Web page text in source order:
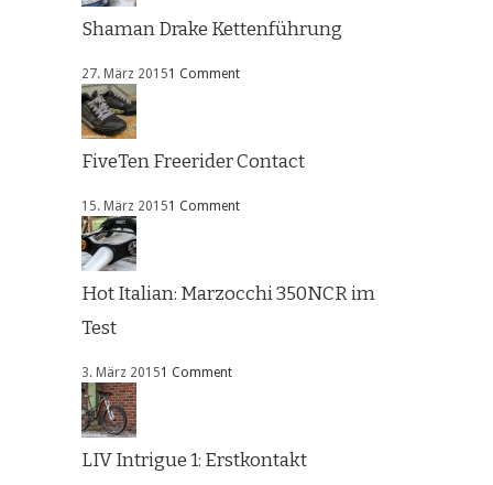
Shaman Drake Kettenführung
27. März 20151 Comment
FiveTen Freerider Contact
15. März 20151 Comment
Hot Italian: Marzocchi 350NCR im
Test
3. März 20151 Comment
LIV Intrigue 1: Erstkontakt